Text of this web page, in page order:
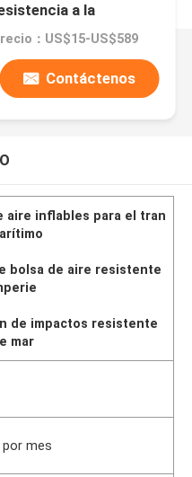
a la
：US$15-US$589
Contáctenos
aire inflables para el tran
bolsa de aire resistente
de impactos resistente
mar
por mes